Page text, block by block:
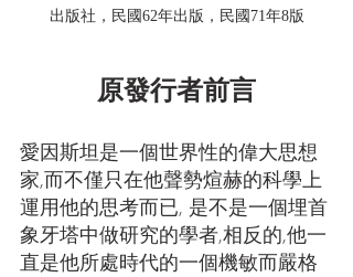
出版社，民國62年出版，民國71年8版
原發行者前言
愛因斯坦是一個世界性的偉大思想
家,而不僅只在他聲勢煊赫的科學上
運用他的思考而已, 是不是一個埋首
象牙塔中做研究的學者,相反的,他一
直是他所處時代的一個機敏而嚴格